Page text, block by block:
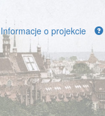
Informacje o projekcie